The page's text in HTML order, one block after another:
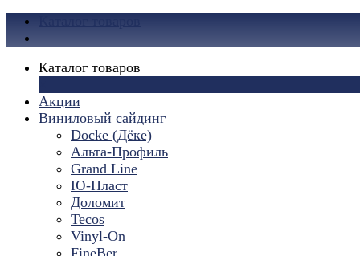
Каталог товаров
Акции
Виниловый сайдинг
Docke (Дёке)
Альта-Профиль
Grand Line
Ю-Пласт
Доломит
Tecos
Vinyl-On
FineBer